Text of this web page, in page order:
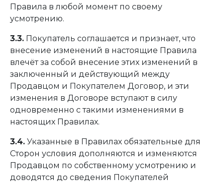
Правила в любой момент по своему
усмотрению.
3.3. Покупатель соглашается и признает, что
внесение изменений в настоящие Правила
влечёт за собой внесение этих изменений в
заключенный и действующий между
Продавцом и Покупателем Договор, и эти
изменения в Договоре вступают в силу
одновременно с такими изменениями в
настоящих Правилах.
3.4. Указанные в Правилах обязательные для
Сторон условия дополняются и изменяются
Продавцом по собственному усмотрению и
доводятся до сведения Покупателей